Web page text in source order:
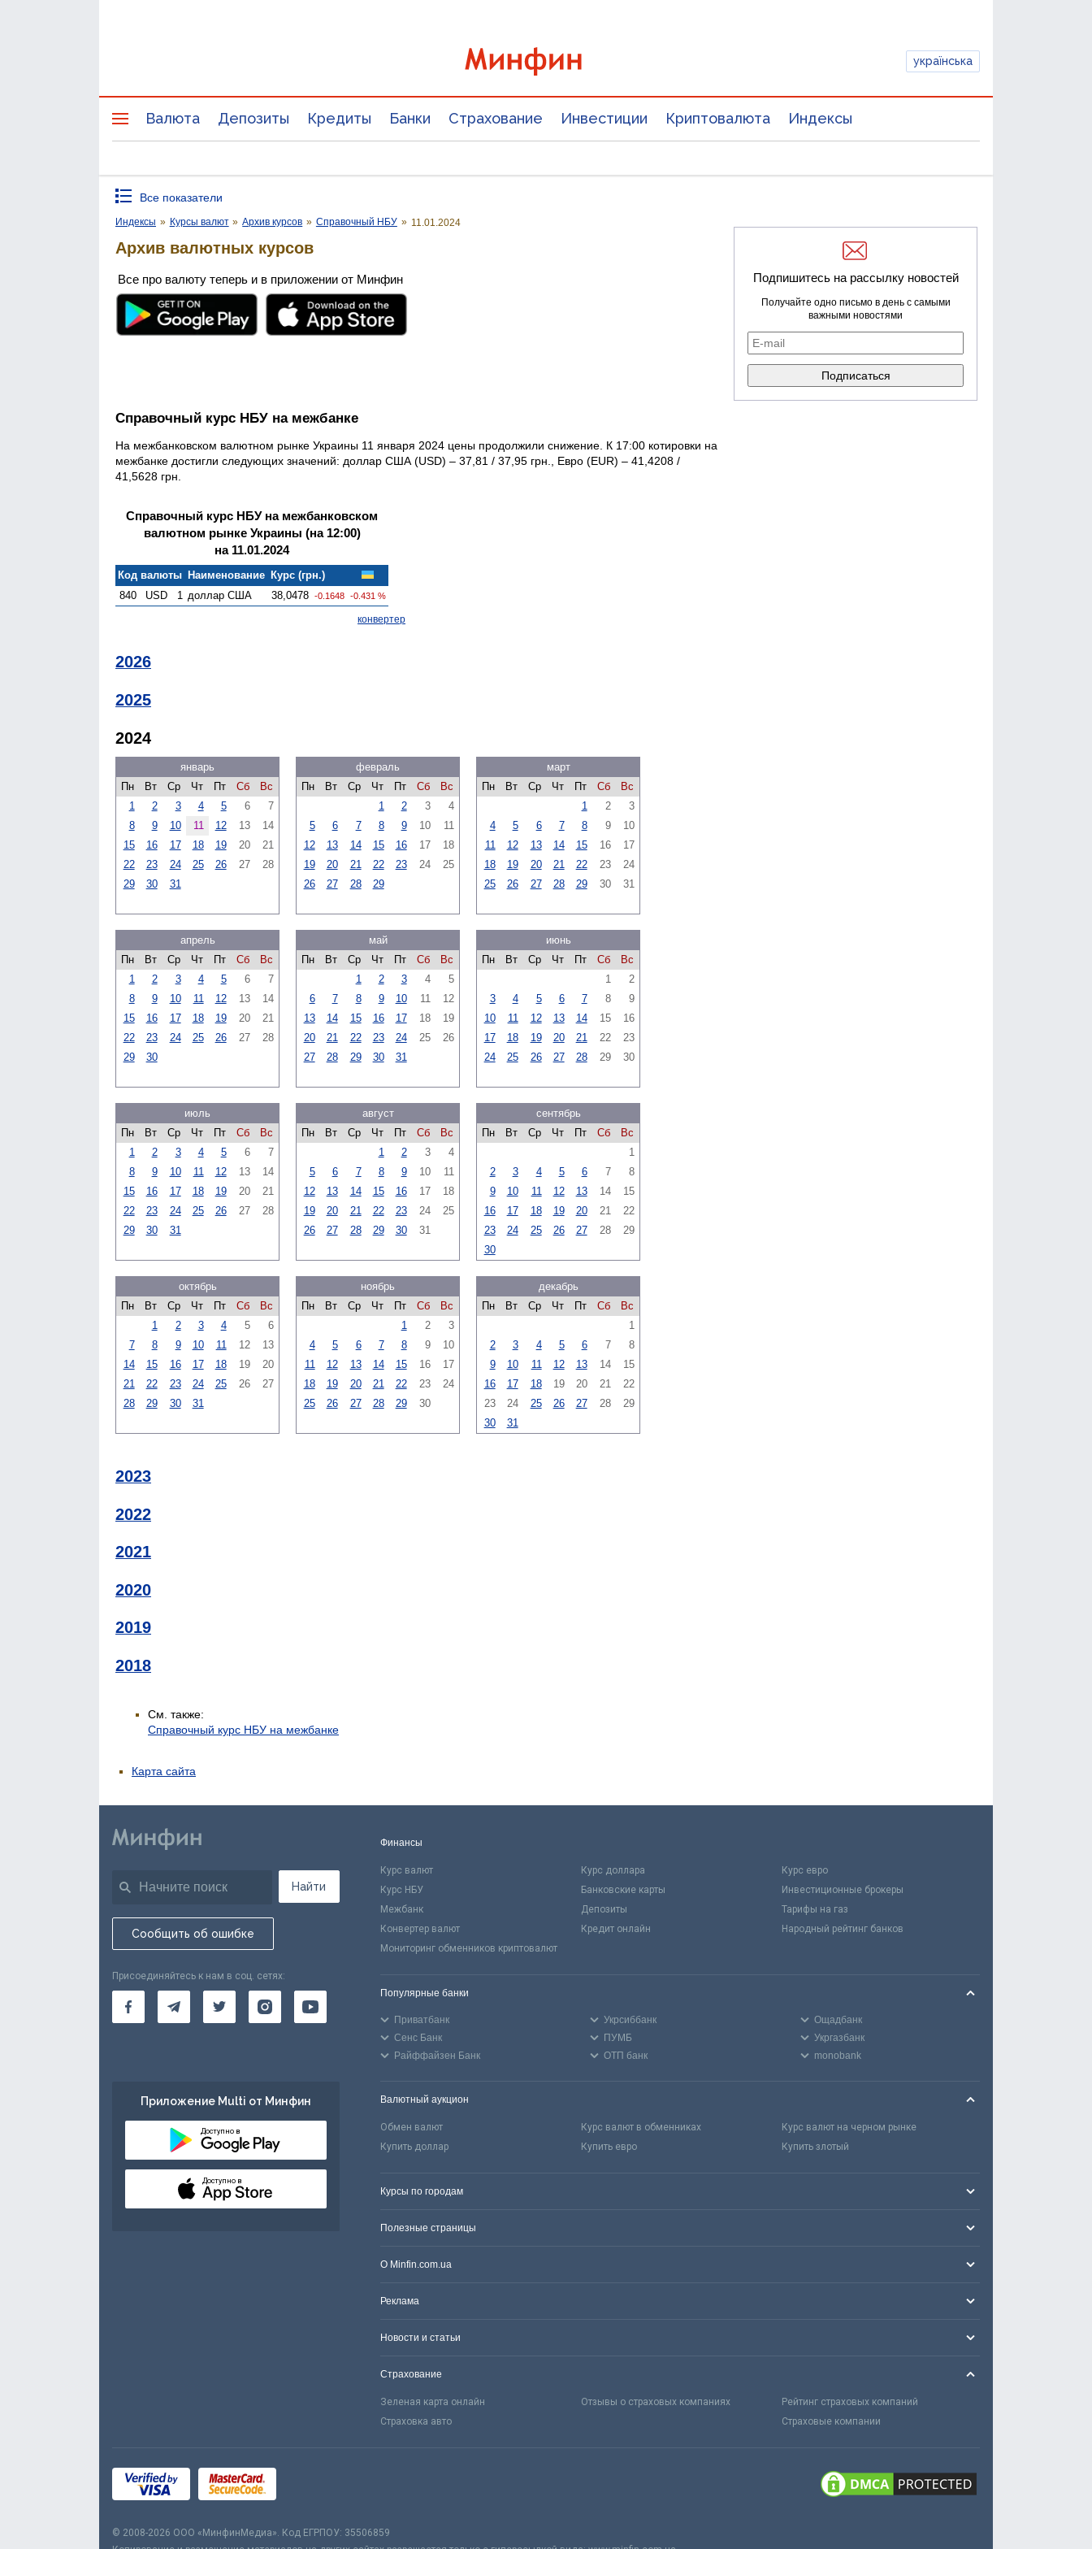
українська
Валюта Депозиты Кредиты Банки Страхование Инвестиции Криптовалюта Индексы
Все показатели
Индексы » Курсы валют » Архив курсов » Справочный НБУ » 11.01.2024
Архив валютных курсов
Все про валюту теперь и в приложении от Минфин
Справочный курс НБУ на межбанке
На межбанковском валютном рынке Украины 11 января 2024 цены продолжили снижение. К 17:00 котировки на
межбанке достигли следующих значений: доллар США (USD) – 37,81 / 37,95 грн., Евро (EUR) – 41,4208 /
41,5628 грн.
Справочный курс НБУ на межбанковском
валютном рынке Украины (на 12:00)
на 11.01.2024
Код валюты Наименование Курс (грн.)
840
USD 1 доллар США 38,0478 -0.1648 -0.431 %
конвертер
2026
2025
2024
январь
Пн
Вт Ср Чт Пт Сб
Вс
1
2 3 4 5 6
7
8
9 10 11 12 13
14
15
16 17 18 19 20
21
22
23 24 25 26 27
28
29
30 31
февраль
Пн
Вт Ср Чт Пт Сб
Вс
1
2 3
4
5
6 7 8 9 10
11
12
13 14 15 16 17
18
19
20 21 22 23 24
25
26
27 28 29
март
Пн
Вт Ср Чт Пт Сб
Вс
1
2
3
4
5 6 7 8 9
10
11
12 13 14 15 16
17
18
19 20 21 22 23
24
25
26 27 28 29 30 31
апрель
Пн
Вт Ср Чт Пт Сб
Вс
1
2 3 4 5 6
7
8
9 10 11 12 13
14
15
16 17 18 19 20
21
22
23 24 25 26 27
28
29
30
май
Пн
Вт Ср Чт Пт Сб
Вс
1
2 3 4
5
6
7 8 9 10 11
12
13
14 15 16 17 18
19
20
21 22 23 24 25
26
27
28 29 30 31
июнь
Пн
Вт Ср Чт Пт Сб
Вс
1
2
3
4 5 6 7 8
9
10
11 12 13 14 15
16
17
18 19 20 21 22
23
24
25 26 27 28 29 30
июль
Пн
Вт Ср Чт Пт Сб
Вс
1
2 3 4 5 6
7
8
9 10 11 12 13
14
15
16 17 18 19 20
21
22
23 24 25 26 27
28
29
30 31
август
Пн
Вт Ср Чт Пт Сб
Вс
1
2 3
4
5
6 7 8 9 10
11
12
13 14 15 16 17
18
19
20 21 22 23 24
25
26
27 28 29 30 31
сентябрь
Пн
Вт Ср Чт Пт Сб
Вс
1
2
3 4 5 6 7
8
9
10 11 12 13 14
15
16
17 18 19 20 21
22
23
24 25 26 27 28
29
30
октябрь
Пн
Вт Ср Чт Пт Сб
Вс
1
2 3 4 5
6
7
8 9 10 11 12
13
14
15 16 17 18 19
20
21
22 23 24 25 26
27
28
29 30 31
ноябрь
Пн
Вт Ср Чт Пт Сб
Вс
1
2
3
4
5 6 7 8 9
10
11
12 13 14 15 16
17
18
19 20 21 22 23
24
25
26 27 28 29 30
декабрь
Пн
Вт Ср Чт Пт Сб
Вс
1
2
3 4 5 6 7
8
9
10 11 12 13 14
15
16
17 18 19 20 21
22
23
24 25 26 27 28
29
30
31
2023
2022
2021
2020
2019
2018
См. также:
Справочный курс НБУ на межбанке
Подпишитесь на рассылку новостей
Получайте одно письмо в день с самыми
важными новостями
Карта сайта
Найти
Сообщить об ошибке
Присоединяйтесь к нам в соц. сетях:
Приложение Multi от Минфин
Доступно в
Доступно в
Финансы
Курс валют Курс доллара
Курс евро
Курс НБУ
Банковские карты
Инвестиционные брокеры
Межбанк
Депозиты
Тарифы на газ
Конвертер валют
Кредит онлайн
Народный рейтинг банков
Мониторинг обменников криптовалют
Популярные банки
Приватбанк Укрсиббанк
Ощадбанк
Сенс Банк
ПУМБ
Укргазбанк
Райффайзен Банк
ОТП банк monobank
Валютный аукцион
Обмен валют Курс валют в обменниках
Курс валют на черном рынке
Купить доллар
Купить евро Купить злотый
Курсы по городам
Полезные страницы
О Minfin.com.ua
Реклама
Новости и статьи
Страхование
Зеленая карта онлайн Отзывы о страховых компаниях
Рейтинг страховых компаний
Страховка авто
Страховые компании
© 2008-2026 ООО «МинфинМедиа». Код ЕГРПОУ: 35506859